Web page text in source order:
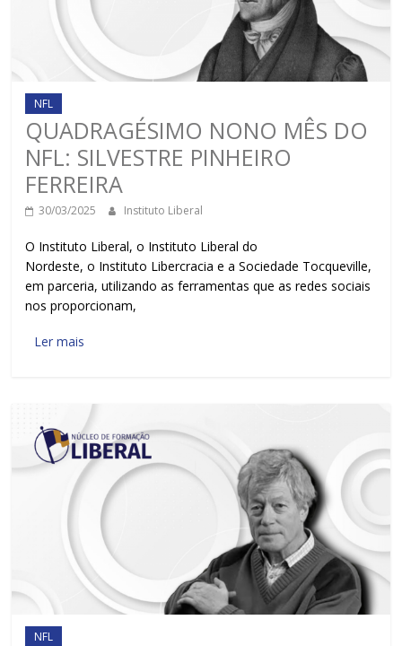
NFL
QUADRAGÉSIMO NONO MÊS DO
NFL: SILVESTRE PINHEIRO
FERREIRA
30/03/2025 Instituto Liberal
O Instituto Liberal, o Instituto Liberal do
Nordeste, o Instituto Libercracia e a Sociedade Tocqueville,
em parceria, utilizando as ferramentas que as redes sociais
nos proporcionam,
Ler mais
NFL